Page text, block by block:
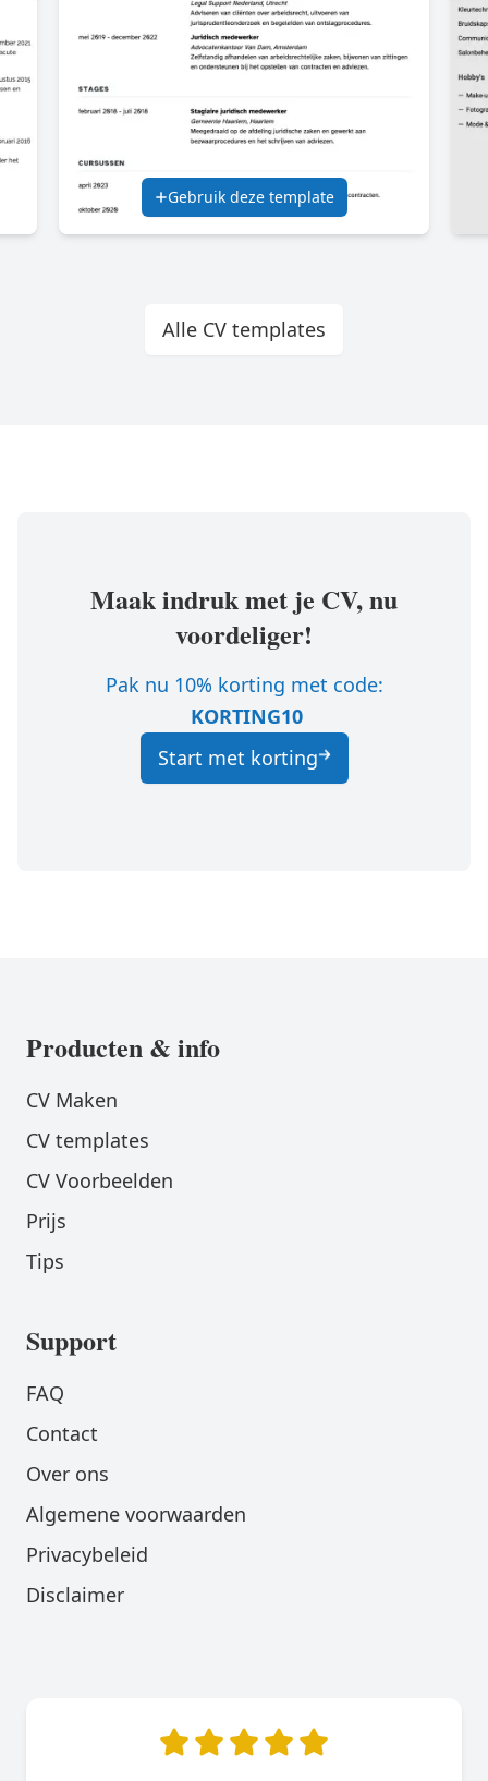
Gebruik deze template
Alle CV templates
Maak indruk met je CV, nu
voordeliger!
Pak nu 10% korting met code:
KORTING10
Start met korting
Producten & info
CV Maken
CV templates
CV Voorbeelden
Prijs
Tips
Support
FAQ
Contact
Over ons
Algemene voorwaarden
Privacybeleid
Disclaimer